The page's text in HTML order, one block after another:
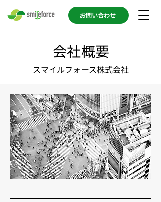
お問い合わせ
会社概要
スマイルフォース株式会社